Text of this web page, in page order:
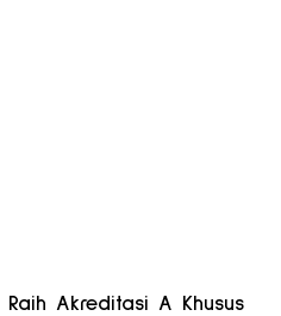
Raih Akreditasi A Khusus